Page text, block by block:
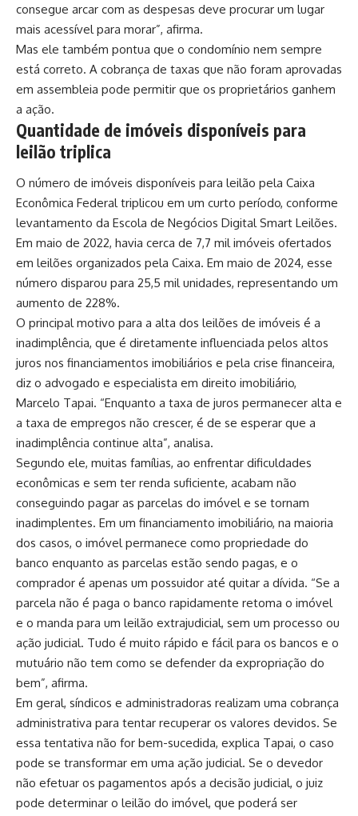
consegue arcar com as despesas deve procurar um lugar
mais acessível para morar”, afirma.
Mas ele também pontua que o condomínio nem sempre
está correto. A cobrança de taxas que não foram aprovadas
em assembleia pode permitir que os proprietários ganhem
a ação.
Quantidade de imóveis disponíveis para
leilão triplica
O número de imóveis disponíveis para leilão pela Caixa
Econômica Federal triplicou em um curto período, conforme
levantamento da Escola de Negócios Digital Smart Leilões.
Em maio de 2022, havia cerca de 7,7 mil imóveis ofertados
em leilões organizados pela Caixa. Em maio de 2024, esse
número disparou para 25,5 mil unidades, representando um
aumento de 228%.
O principal motivo para a alta dos leilões de imóveis é a
inadimplência, que é diretamente influenciada pelos altos
juros nos financiamentos imobiliários e pela crise financeira,
diz o advogado e especialista em direito imobiliário,
Marcelo Tapai. “Enquanto a taxa de juros permanecer alta e
a taxa de empregos não crescer, é de se esperar que a
inadimplência continue alta”, analisa.
Segundo ele, muitas famílias, ao enfrentar dificuldades
econômicas e sem ter renda suficiente, acabam não
conseguindo pagar as parcelas do imóvel e se tornam
inadimplentes. Em um financiamento imobiliário, na maioria
dos casos, o imóvel permanece como propriedade do
banco enquanto as parcelas estão sendo pagas, e o
comprador é apenas um possuidor até quitar a dívida. “Se a
parcela não é paga o banco rapidamente retoma o imóvel
e o manda para um leilão extrajudicial, sem um processo ou
ação judicial. Tudo é muito rápido e fácil para os bancos e o
mutuário não tem como se defender da expropriação do
bem”, afirma.
Em geral, síndicos e administradoras realizam uma cobrança
administrativa para tentar recuperar os valores devidos. Se
essa tentativa não for bem-sucedida, explica Tapai, o caso
pode se transformar em uma ação judicial. Se o devedor
não efetuar os pagamentos após a decisão judicial, o juiz
pode determinar o leilão do imóvel, que poderá ser